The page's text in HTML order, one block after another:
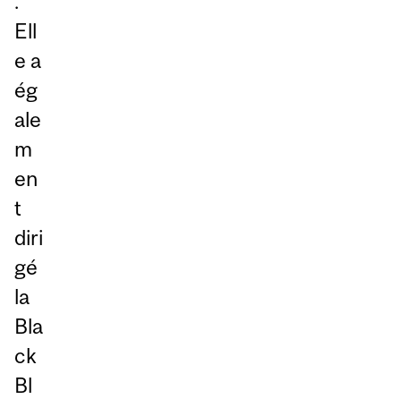
Ell
e a
ég
ale
m
en
t
diri
gé
la
Bla
ck
Bl